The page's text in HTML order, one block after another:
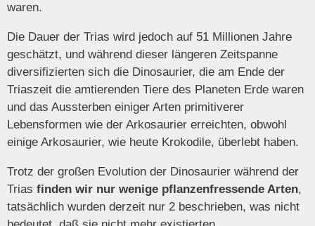
waren.
Die Dauer der Trias wird jedoch auf 51 Millionen Jahre
geschätzt, und während dieser längeren Zeitspanne
diversifizierten sich die Dinosaurier, die am Ende der
Triaszeit die amtierenden Tiere des Planeten Erde waren
und das Aussterben einiger Arten primitiverer
Lebensformen wie der Arkosaurier erreichten, obwohl
einige Arkosaurier, wie heute Krokodile, überlebt haben.
Trotz der großen Evolution der Dinosaurier während der
Trias finden wir nur wenige pflanzenfressende Arten,
tatsächlich wurden derzeit nur 2 beschrieben, was nicht